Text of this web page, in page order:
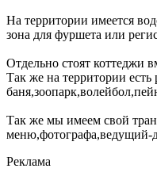
На территории имеется
зона для фуршета или
Отдельно стоят коттеджи
Так же на территории есть
Так же мы имеем свой
меню,фотографа,ведущий-
Реклама